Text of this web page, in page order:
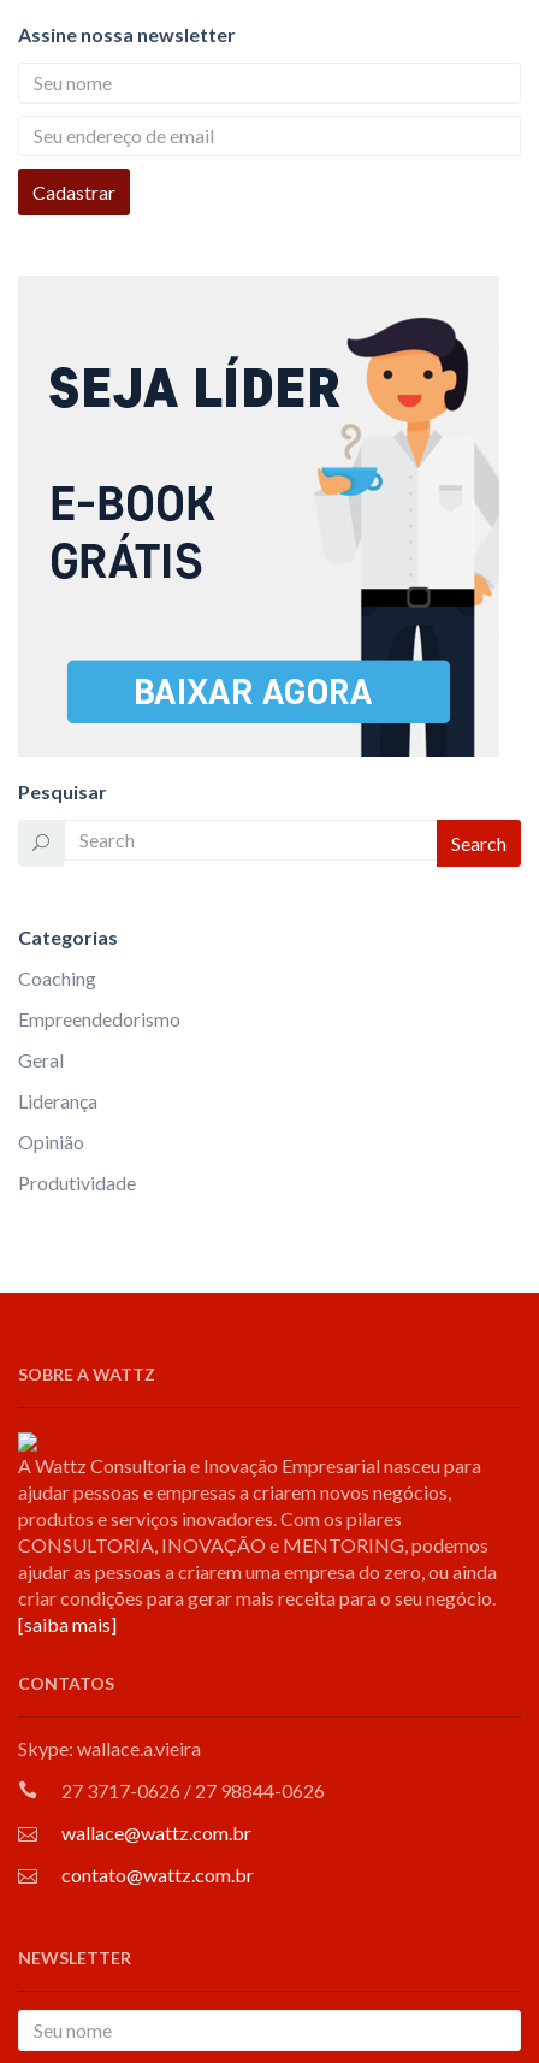
Assine nossa newsletter
Pesquisar
Categorias
Coaching
Empreendedorismo
Geral
Liderança
Opinião
Produtividade
SOBRE A WATTZ
A Wattz Consultoria e Inovação Empresarial nasceu para
ajudar pessoas e empresas a criarem novos negócios,
produtos e serviços inovadores. Com os pilares
CONSULTORIA, INOVAÇÃO e MENTORING, podemos
ajudar as pessoas a criarem uma empresa do zero, ou ainda
criar condições para gerar mais receita para o seu negócio.
[saiba mais]
CONTATOS
Skype: wallace.a.vieira
27 3717-0626 / 27 98844-0626
wallace@wattz.com.br
contato@wattz.com.br
NEWSLETTER